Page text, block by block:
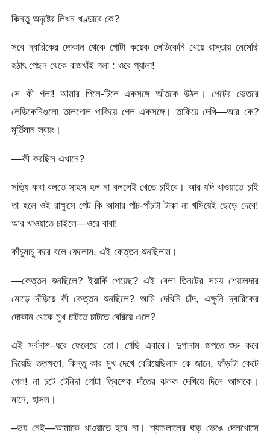
কিন্তু অদৃষ্টের লিখন খণ্ডাবে কে?
সবে দ্বারিকের দোকান থেকে গোটা কয়েক লেডিকেনি খেয়ে রাস্তায় নেমেছি
হঠাৎ পেছন থেকে বাজখাঁই গলা : ওরে প্যালা!
সে কী গলা! আমার পিলে-টিলে একসঙ্গে আঁতকে উঠল। পেটের ভেতরে
লেডিকেনিগুলো তালগোল পাকিয়ে গেল একসঙ্গে। তাকিয়ে দেখি—আর কে?
মূর্তিমান স্বয়ং।
—কী করছিস এখানে?
সত্যি কথা বলতে সাহস হল না বললেই খেতে চাইবে। আর যদি খাওয়াতে চাই
তা হলে ওই রাক্ষুসে পেট কি আমার পাঁচ-পাঁচটা টাকা না খসিয়েই ছেড়ে দেবে!
আর খাওয়াতে চাইলে—ওরে বাবা!
কাঁচুমাচু করে বলে ফেলোম, এই কেত্তন শুনছিলাম।
—কেত্তন শুনছিলে? ইয়ার্কি পেয়েছ? এই বেলা তিনটের সময় শেয়ালদার
মোড়ে দাঁড়িয়ে কী কেত্তন শুনছিলে? আমি দেখিনি চাঁদ, এক্ষুনি দ্বারিকের
দোকান থেকে মুখ চাটতে চাটতে বেরিয়ে এলে?
এই সর্বনাশ–ধরে ফেলেছে তো। গেছি এবারে। দুগানাম জপতে শুরু করে
দিয়েছি ততক্ষণে, কিন্তু কার মুখ দেখে বেরিয়েছিলাম কে জানে, ফাঁড়াটা কেটে
গেল! না চটে টেনিদা গোটা ত্রিশেক দাঁতের ঝলক দেখিয়ে দিলে আমাকে।
মানে, হাসল।
–ভয় নেই—আমাকে খাওয়াতে হবে না। শ্যামলালের ঘাড় ভেঙে দেলখোসে